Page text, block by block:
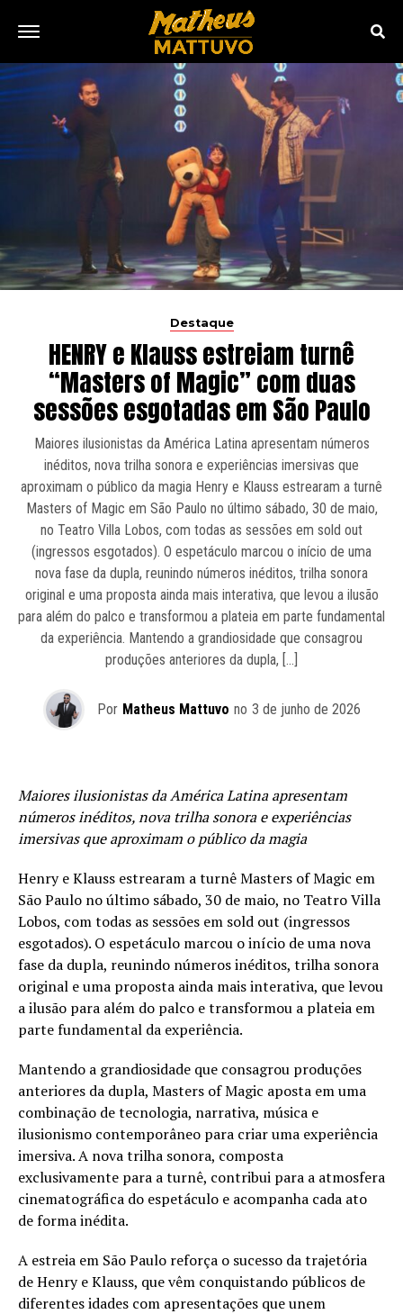
Destaque
HENRY e Klauss estreiam turnê
“Masters of Magic” com duas
sessões esgotadas em São Paulo
Maiores ilusionistas da América Latina apresentam números
inéditos, nova trilha sonora e experiências imersivas que
aproximam o público da magia Henry e Klauss estrearam a turnê
Masters of Magic em São Paulo no último sábado, 30 de maio,
no Teatro Villa Lobos, com todas as sessões em sold out
(ingressos esgotados). O espetáculo marcou o início de uma
nova fase da dupla, reunindo números inéditos, trilha sonora
original e uma proposta ainda mais interativa, que levou a ilusão
para além do palco e transformou a plateia em parte fundamental
da experiência. Mantendo a grandiosidade que consagrou
produções anteriores da dupla, […]
Por Matheus Mattuvo no 3 de junho de 2026
Maiores ilusionistas da América Latina apresentam
números inéditos, nova trilha sonora e experiências
imersivas que aproximam o público da magia
Henry e Klauss estrearam a turnê Masters of Magic em
São Paulo no último sábado, 30 de maio, no Teatro Villa
Lobos, com todas as sessões em sold out (ingressos
esgotados). O espetáculo marcou o início de uma nova
fase da dupla, reunindo números inéditos, trilha sonora
original e uma proposta ainda mais interativa, que levou
a ilusão para além do palco e transformou a plateia em
parte fundamental da experiência.
Mantendo a grandiosidade que consagrou produções
anteriores da dupla, Masters of Magic aposta em uma
combinação de tecnologia, narrativa, música e
ilusionismo contemporâneo para criar uma experiência
imersiva. A nova trilha sonora, composta
exclusivamente para a turnê, contribui para a atmosfera
cinematográfica do espetáculo e acompanha cada ato
de forma inédita.
A estreia em São Paulo reforça o sucesso da trajetória
de Henry e Klauss, que vêm conquistando públicos de
diferentes idades com apresentações que unem